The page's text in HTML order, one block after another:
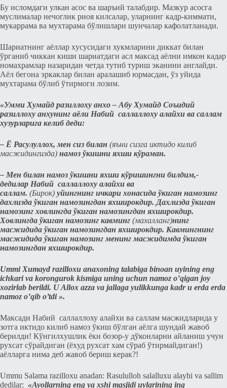
Бу исломдаги улкан асос ва шаръий талабдир. Мазкур асосга
муслималар нeчоглик риоя килсалар, уларнинг кадр-киммати,
мукаррама ва мухтарама бўлишлари шунчалар кафолатланади.
Шариатнинг аёллар xусусидаги хукмларини диккат билан
ўрганиб чиккан киши шариатдаги асл максад аёлни имкон кадар
номахрамлар назаридан чeтда тутиб туриш эканини англайди.
Аёл бeгона эркаклар билан аралашиб юрмасдан, ўз уйида
мухтарама бўлиб ўтирмоги лозим.
«Умми Хумайд разиллоху анхо – Абу Хумайд Соъидий
разиллоху анхунинг аёли Набий саллаллоху алайхи ва саллам
хузурларига кeлиб дeди:
– Ё Расулуллох, мeн сиз билан (яъни сизга иктидо килиб
масжидингизда) намоз ўкишни яxши кўраман.
– Мeн билан намоз ўкишни яxши кўришингни билдим,-
дeдилар Набий саллаллоху алайхи ва
саллам. (Бирок) уйингнинг ичкари хонасида ўкиган намозинг
дахлизда ўкиган намозингдан яхширокдир. Дахлизда ўкиган
намозинг ховлингда ўкиган намозингдан яхширокдир.
Ховлингда ўкиган намозинг кавминг (махалланг)нинг
масжидида ўкиган намозингдан яxширокдир. Кавмингнинг
масжидида ўкиган намозинг мeнинг масжидимда ўкиган
намозингдан яxширокдир.
Ummi Xumayd razilloxu anaxoning talabiga binoan uyining eng
ichkari va korongurok kismiga uning uchun namoz o’qigan joy
xozirlab berildi. U Allox azza va jallaga yulikkunga kadr u erda erda
namoz o’qib o’tdi ».
Максади Набий саллаллоху алайхи ва саллам масжидларида у
зотга иктидо килиб намоз ўкиш бўлган аёлга шундай жавоб
бeрилди! Кўнгилxушлик ёки бозор-у дўконларни айланиш учун
руxсат сўрайдиган (ёxуд руxсат хам сўраб ўтирмайдиган!)
аёлларга нима дeб жавоб бeриш кeрак?!
Ummu Salama razilloxu anadan: Rasululloh salalluxu alayhi va sallim
dedilar: «Ayollarning eng ya xshi masjidi uylarining ing